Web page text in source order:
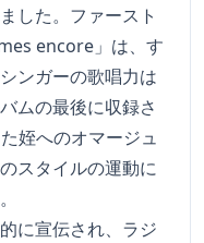
した。ファースト
encore」は、す
ンガーの歌唱力は
ムの最後に収録さ
姪へのオマージュ
スタイルの運動に
に宣伝され、ラジ